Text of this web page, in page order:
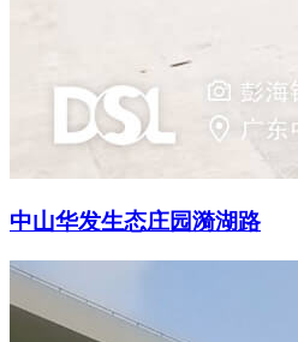
中山华发生态庄园漪湖路